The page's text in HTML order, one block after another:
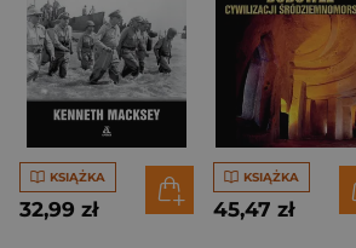
KSIĄŻKA
32,99 zł
KSIĄŻKA
45,47 zł